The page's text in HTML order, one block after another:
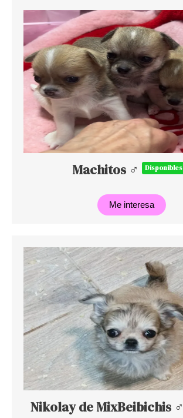
Machitos ♂ Disponibles
Me interesa
Nikolay de MixBeibichis ♂